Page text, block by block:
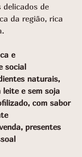
delicados de
da região, rica
e
social
naturais,
leite e sem soja
com sabor
presentes